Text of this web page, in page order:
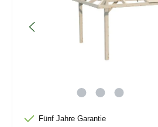
Fünf Jahre Garantie